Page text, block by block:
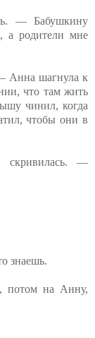
— Бабушкину
а родители мне
Анна шагнула к
что там жить
чинил, когда
чтобы они в
—
знаешь.
потом на Анну,